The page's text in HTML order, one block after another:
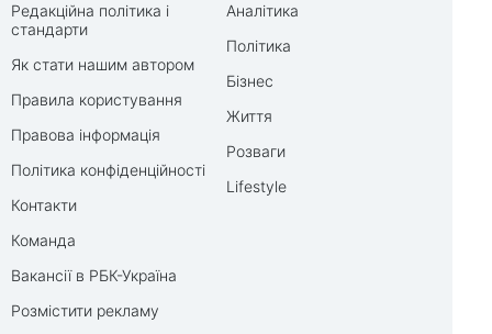
Редакційна політика і
стандарти
Як стати нашим автором
Правила користування
Правова інформація
Політика конфіденційності
Контакти
Команда
Вакансії в РБК-Україна
Розмістити рекламу
Аналітика
Політика
Бізнес
Життя
Розваги
Lifestyle